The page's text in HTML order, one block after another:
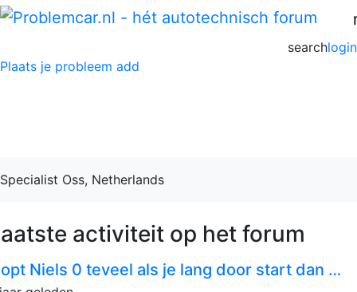
login
search
Plaats je probleem add
Specialist Oss, Netherlands
activiteit op het forum
klopt Niels 0 teveel als je lang door start dan slaat hij wel aan maar dan wel...